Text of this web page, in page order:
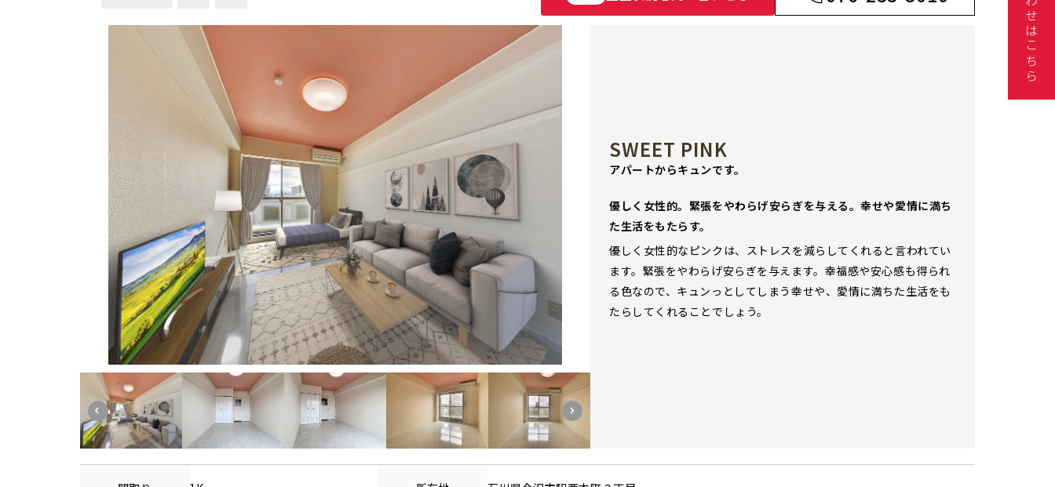
SWEET PINK
アパートからキュンです。
優しく女性的。緊張をやわらげ安らぎを与える。幸せや愛情に満ち
た生活をもたらす。
優しく女性的なピンクは、ストレスを減らしてくれると言われてい
ます。緊張をやわらげ安らぎを与えます。幸福感や安心感も得られ
る色なので、キュンっとしてしまう幸せや、愛情に満ちた生活をも
たらしてくれることでしょう。